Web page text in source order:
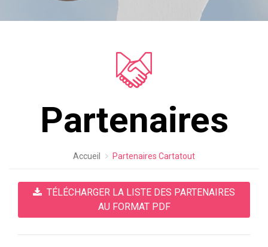
Partenaires
Accueil Partenaires Cartatout
TÉLÉCHARGER LA LISTE DES PARTENAIRES
AU FORMAT PDF